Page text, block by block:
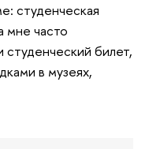
студенческая
мне часто
студенческий билет,
в музеях,